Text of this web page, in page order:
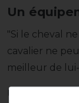
Un
"Si le cheval
cavalier ne
meilleur de
Un autre des